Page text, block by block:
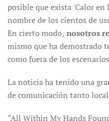
posible que exista 'Calor en
nombre de los cientos de
En cierto modo, nosotros
mismo que ha demostrado
como fuera de los
La noticia ha tenido una
de comunicación tanto
“All Within My Hands